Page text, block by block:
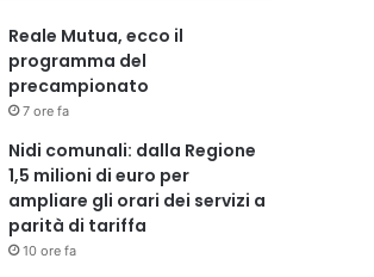
Reale Mutua, ecco il
programma del
precampionato
7 ore fa
Nidi comunali: dalla Regione
1,5 milioni di euro per
ampliare gli orari dei servizi a
parità di tariffa
10 ore fa